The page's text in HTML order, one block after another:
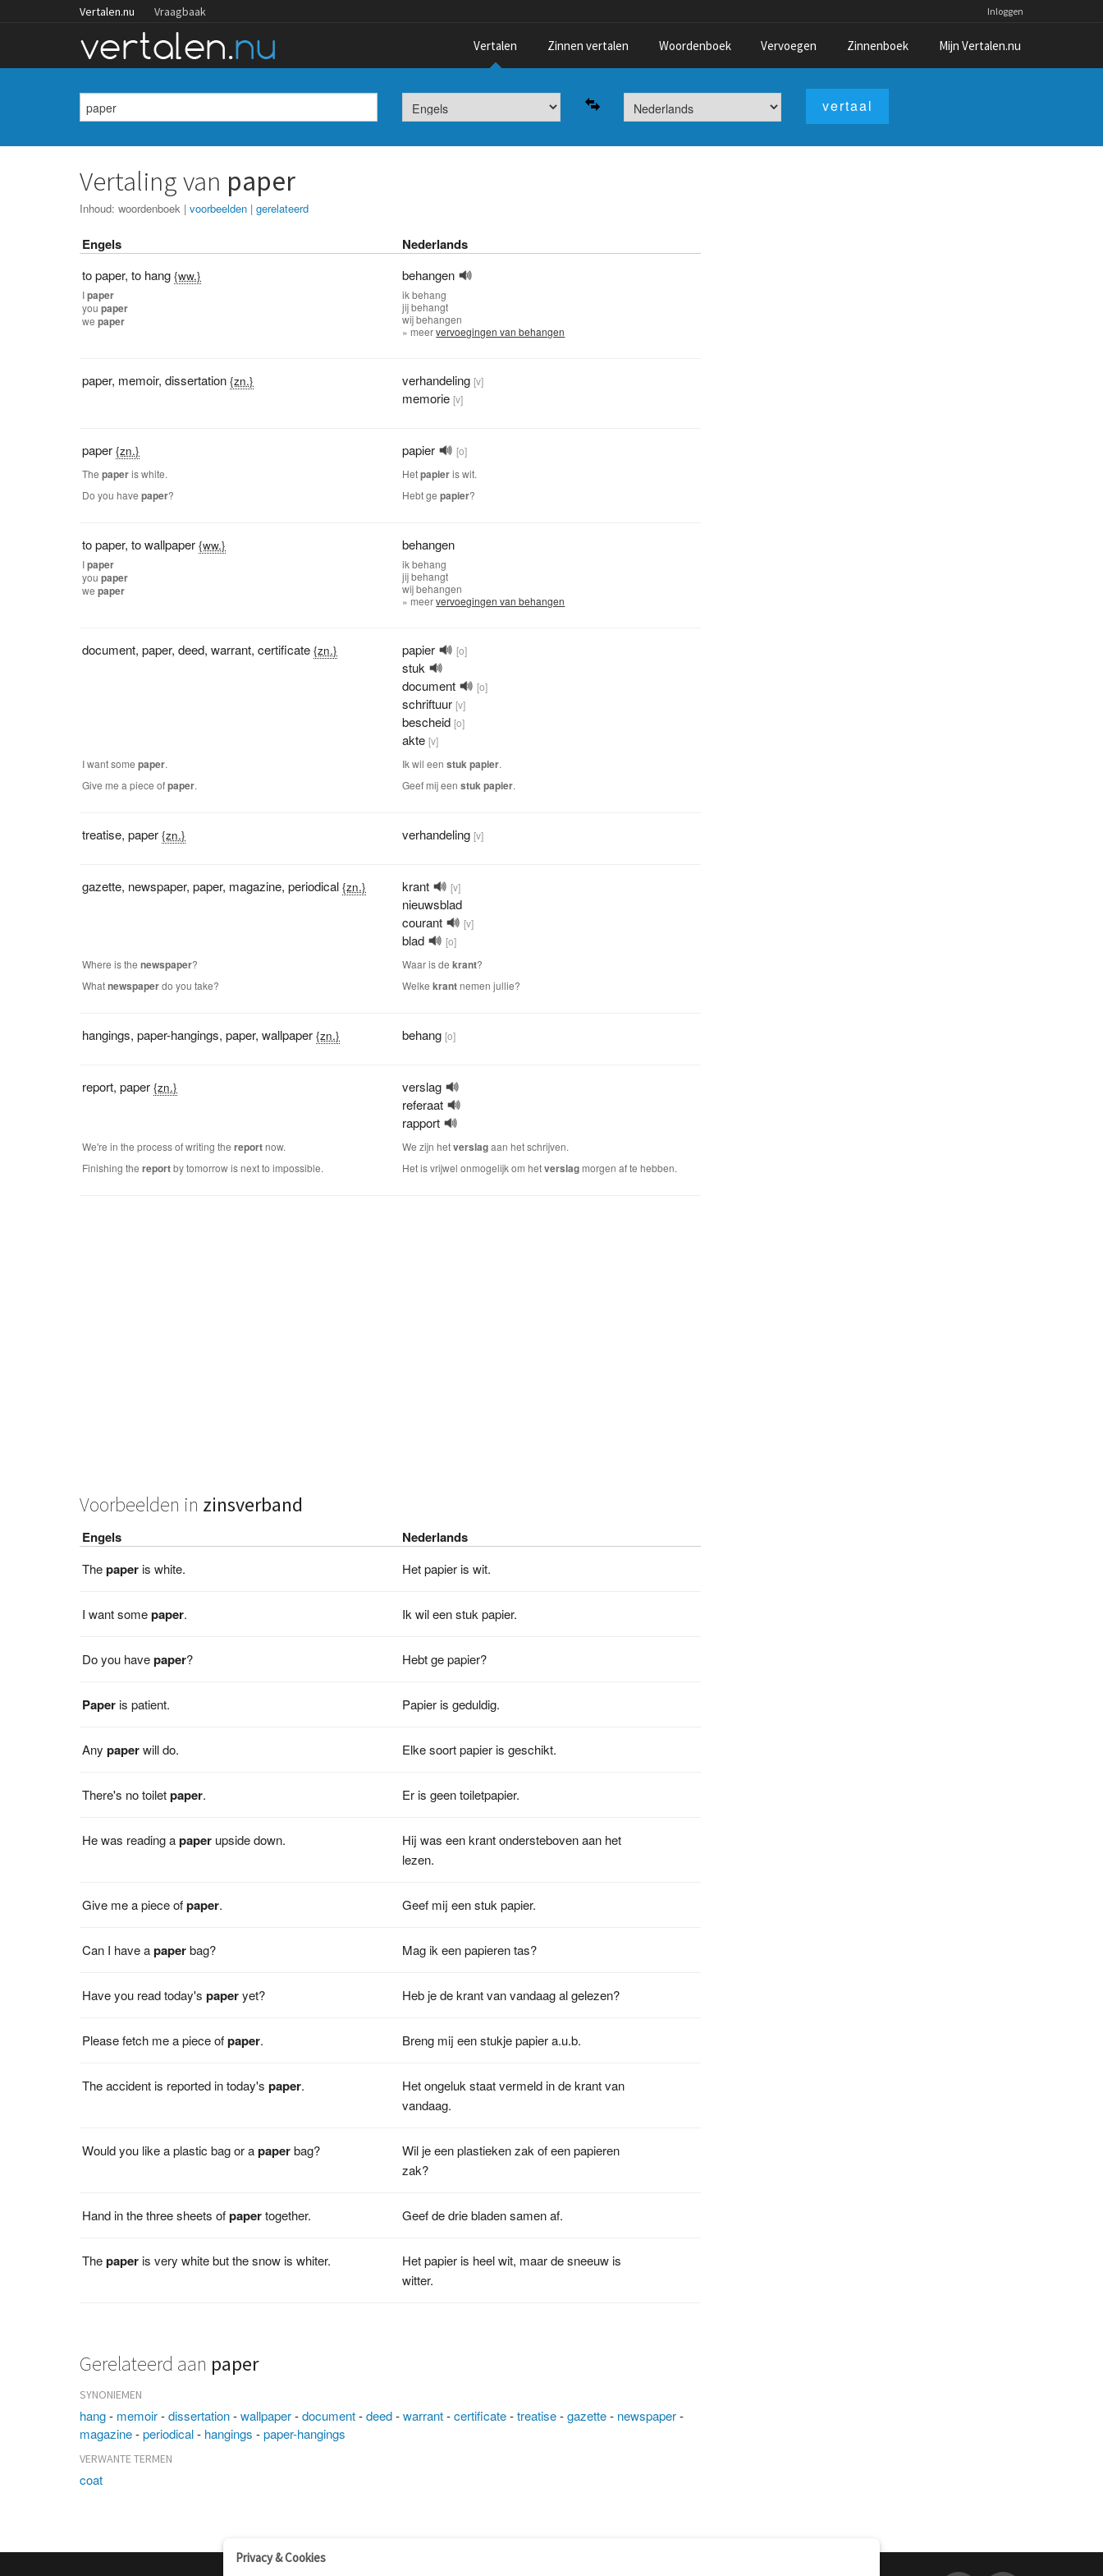
Vertalen.nu Vraagbaak Inloggen
Vertalen Zinnen vertalen Woordenboek Vervoegen Zinnenboek Mijn Vertalen.nu
Vertaling van paper
Inhoud:woordenboek |voorbeelden |gerelateerd
Engels Nederlands
to paper,to hang {ww.} behangen
Ipaper
youpaper
wepaper
ikbehang
jijbehangt
wijbehangen
» meervervoegingen van behangen
paper, memoir,dissertation {zn.} verhandeling [v]
memorie [v]
paper {zn.} papier
[o]
Thepaperis white. Hetpapieris wit.
Do you havepaper? Hebt gepapier?
to paper,to wallpaper {ww.} behangen
Ipaper
youpaper
wepaper
ikbehang
jijbehangt
wijbehangen
» meervervoegingen van behangen
document,paper,deed,warrant,certificate {zn.} papier [o]
stuk
document
[o]
schriftuur [v]
bescheid [o]
akte [v]
I want somepaper. Ik wil eenstukpapier.
Give me a piece ofpaper. Geef mij eenstukpapier.
treatise,paper {zn.} verhandeling [v]
gazette, newspaper,paper, magazine,periodical {zn.} krant [v]
nieuwsblad
courant
[v]
blad
[o]
Where is thenewspaper? Waar is dekrant?
Whatnewspaperdo you take? Welkekrantnemen jullie?
hangings,paper-hangings,paper,wallpaper {zn.} behang [o]
report,paper {zn.}
verslag
referaat
rapport
We're in the process of writing thereportnow. We zijn hetverslagaan het schrijven.
Finishing thereportby tomorrow is next to impossible. Het is vrijwel onmogelijk om hetverslag morgen af te hebben.
Voorbeelden in zinsverband
Engels Nederlands
Thepaperis white. Het papier is wit.
I want somepaper. Ik wil een stuk papier.
Do you havepaper? Hebt ge papier?
Paperis patient. Papier is geduldig.
Anypaperwill do. Elke soort papier is geschikt.
There's no toiletpaper. Er is geen toiletpapier.
He was reading apaper upside down.
Hij was een krant ondersteboven aan het
lezen.
Give me a piece ofpaper. Geef mij een stuk papier.
Can I have apaperbag? Mag ik een papieren tas?
Have you read today'spaperyet? Heb je de krant van vandaag al gelezen?
Please fetch me a piece ofpaper. Breng mij een stukje papier a.u.b.
The accident is reported in today'spaper.
Het ongeluk staat vermeld in de krant van
vandaag.
Would you like a plastic bag or apaperbag?
Wil je een plastieken zak of een papieren
zak?
Hand in the three sheets ofpapertogether. Geef de drie bladen samen af.
Thepaperis very white but the snow is whiter.
Het papier is heel wit, maar de sneeuw is
witter.
Gerelateerd aan paper
SYNONIEMEN
hang- memoir-dissertation-wallpaper-document-deed-warrant-certificate-treatise-gazette- newspaper-
magazine-periodical- hangings -paper-hangings
VERWANTE TERMEN
coat
Privacy & Cookies